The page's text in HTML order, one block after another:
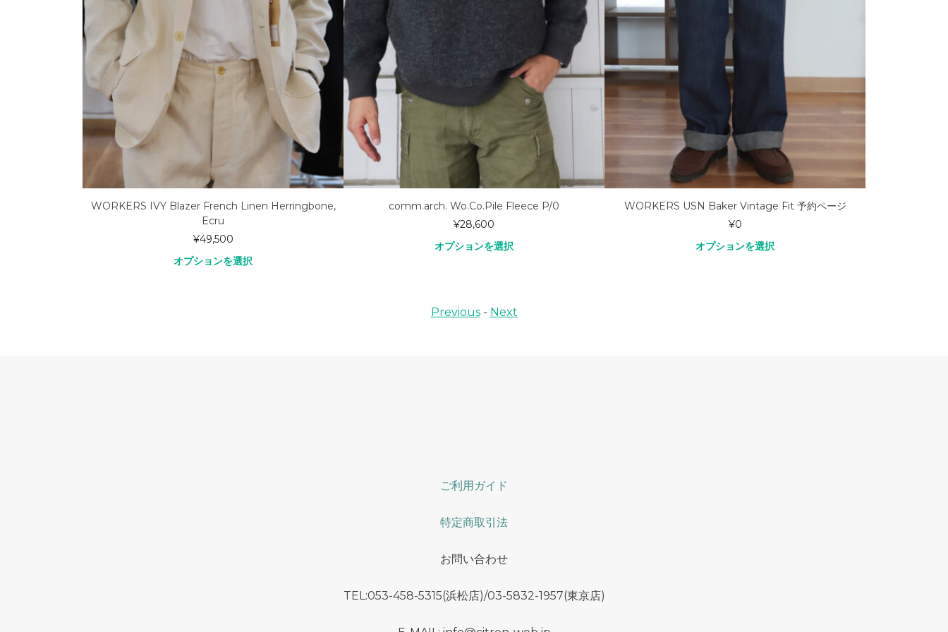
WORKERS IVY Blazer French Linen Herringbone,
Ecru
¥49,500
オプションを選択
comm.arch. Wo.Co.Pile Fleece P/0
¥28,600
オプションを選択
WORKERS USN Baker Vintage Fit 予約ページ
¥0
オプションを選択
Previous- Next
ご利用ガイド
特定商取引法
お問い合わせ
TEL:053-458-5315(浜松店)/03-5832-1957(東京店)